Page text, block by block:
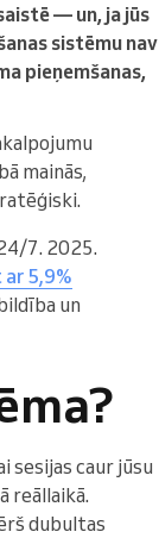
— un, ja jūs
sistēmu nav
pieņemšanas,
mainās,
7. 2025.
5,9%
un
sesijas caur jūsu
reāllaikā.
dubultas